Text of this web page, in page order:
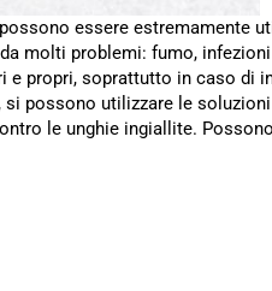
essere estremamente
molti problemi: fumo,
e propri, soprattutto in caso di
si possono utilizzare le
le unghie ingiallite.